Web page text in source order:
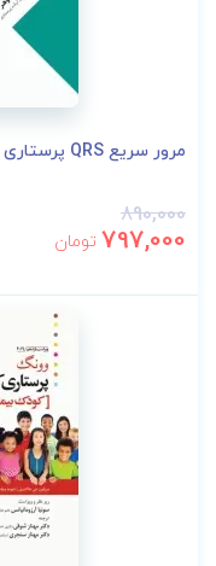
مرور سریع QRS پرستاری کودکان
890,000
797,000 تومان